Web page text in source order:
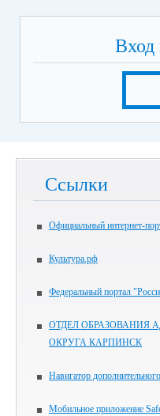
Вход
Ссылки
Официальный интернет-
Культура.рф
Федеральный портал
ОТДЕЛ ОБРАЗОВАНИЯ
ОКРУГА КАРПИНСК
Навигатор
Мобильное приложение